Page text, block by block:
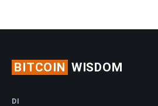
BITCOIN WISDOM
DI